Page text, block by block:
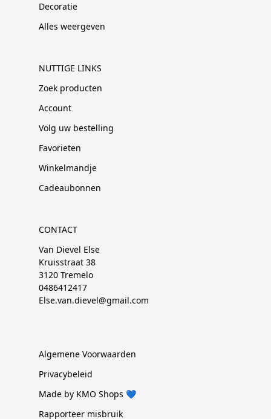
Decoratie
Alles weergeven
NUTTIGE LINKS
Zoek producten
Account
Volg uw bestelling
Favorieten
Winkelmandje
Cadeaubonnen
CONTACT
Van Dievel Else
Kruisstraat 38
3120 Tremelo
0486412417
Else.van.dievel@gmail.com
Algemene Voorwaarden
Privacybeleid
Made by KMO Shops 💙
Rapporteer misbruik